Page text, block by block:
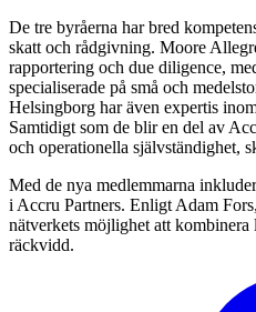
De tre byråerna har bred
skatt och rådgivning. Moore
rapportering och due diligence,
specialiserade på små och
Helsingborg har även expertis
Samtidigt som de blir en del av
och operationella självständighet,
Med de nya medlemmarna
i Accru Partners. Enligt Adam
nätverkets möjlighet att
räckvidd.